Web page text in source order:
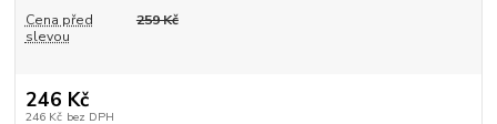
Cena před
slevou
259 Kč
246 Kč
246 Kč bez DPH